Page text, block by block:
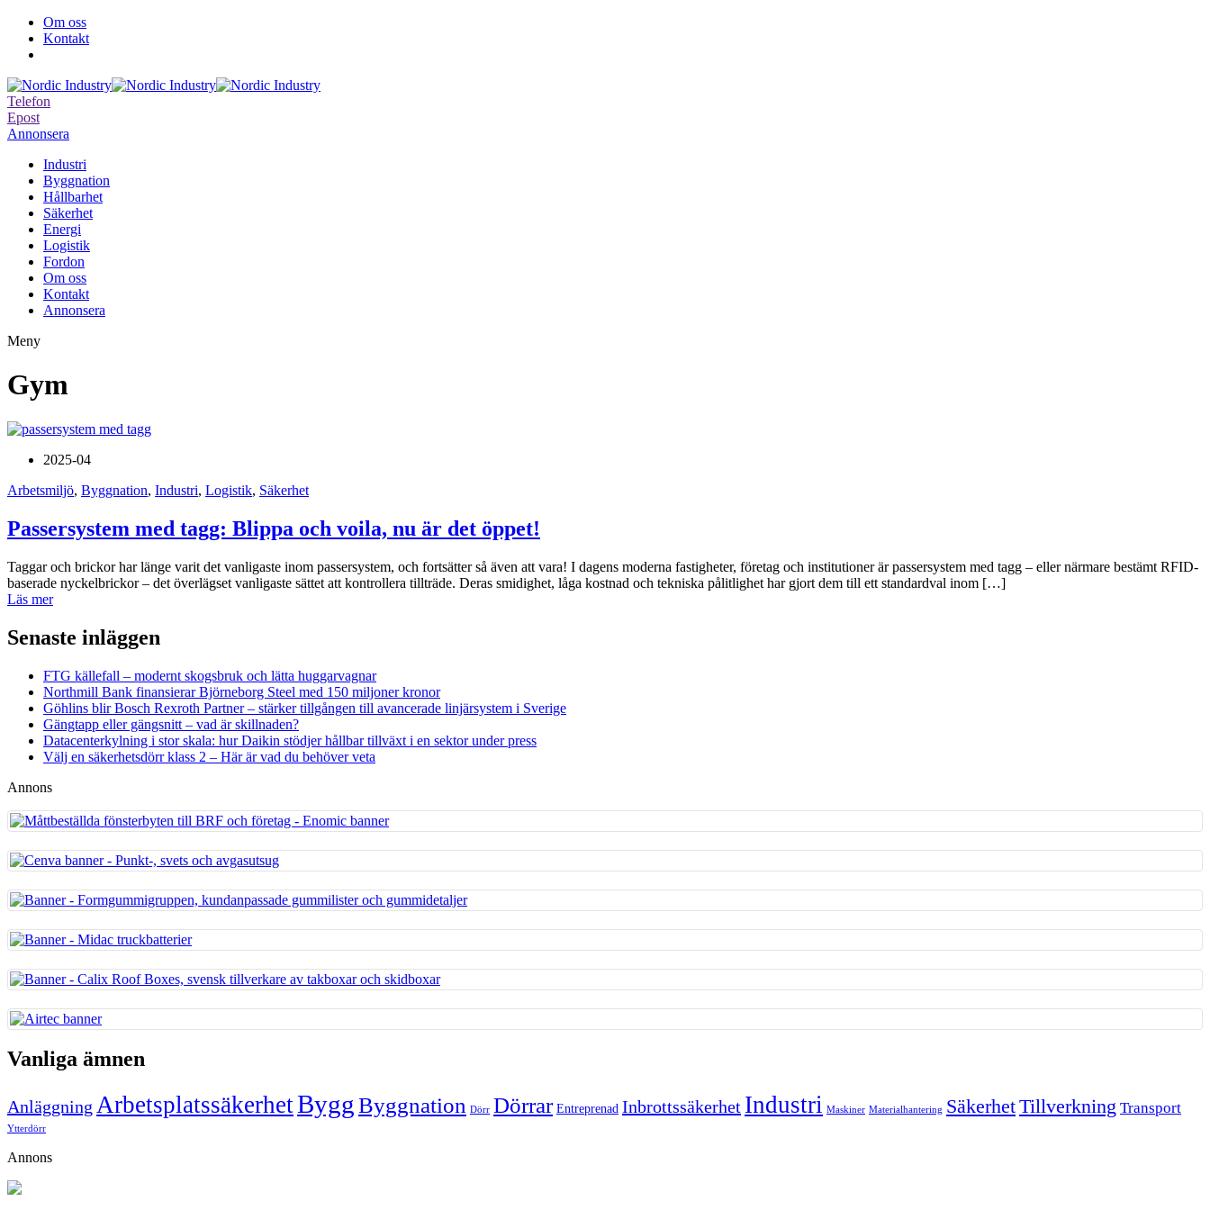
Om oss
Kontakt
Telefon
Epost
Annonsera
Industri
Byggnation
Hållbarhet
Säkerhet
Energi
Logistik
Fordon
Om oss
Kontakt
Annonsera
Meny
Gym
2025-04
Arbetsmiljö, Byggnation, Industri, Logistik, Säkerhet
Passersystem med tagg: Blippa och voila, nu är det öppet!
Taggar och brickor har länge varit det vanligaste inom passersystem, och fortsätter så även att vara! I dagens moderna fastigheter, företag och institutioner är passersystem med tagg – eller närmare bestämt RFID-
baserade nyckelbrickor – det överlägset vanligaste sättet att kontrollera tillträde. Deras smidighet, låga kostnad och tekniska pålitlighet har gjort dem till ett standardval inom […]
Läs mer
Senaste inläggen
FTG källefall – modernt skogsbruk och lätta huggarvagnar
Northmill Bank finansierar Björneborg Steel med 150 miljoner kronor
Göhlins blir Bosch Rexroth Partner – stärker tillgången till avancerade linjärsystem i Sverige
Gängtapp eller gängsnitt – vad är skillnaden?
Datacenterkylning i stor skala: hur Daikin stödjer hållbar tillväxt i en sektor under press
Välj en säkerhetsdörr klass 2 – Här är vad du behöver veta
Annons
Vanliga ämnen
Anläggning ArbetsplatssäkerhetByggByggnation Dörr Dörrar Entreprenad Inbrottssäkerhet Industri Maskiner Materialhantering SäkerhetTillverkning Transport
Ytterdörr
Annons